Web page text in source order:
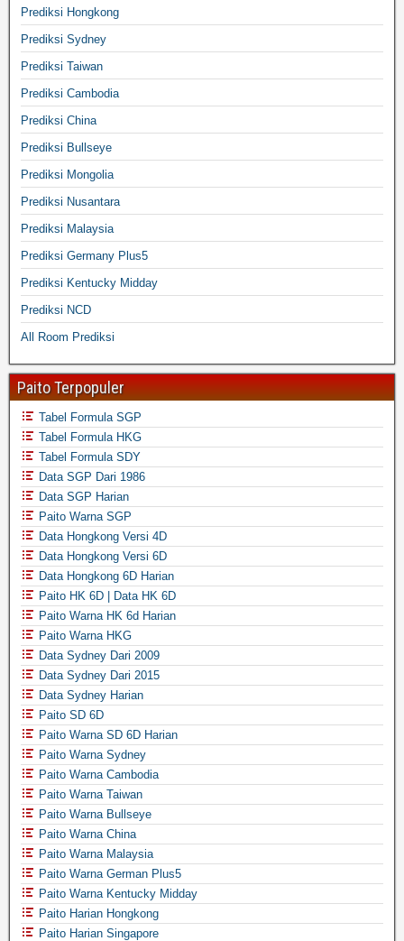
Prediksi Hongkong
Prediksi Sydney
Prediksi Taiwan
Prediksi Cambodia
Prediksi China
Prediksi Bullseye
Prediksi Mongolia
Prediksi Nusantara
Prediksi Malaysia
Prediksi Germany Plus5
Prediksi Kentucky Midday
Prediksi NCD
All Room Prediksi
Paito Terpopuler
Tabel Formula SGP
Tabel Formula HKG
Tabel Formula SDY
Data SGP Dari 1986
Data SGP Harian
Paito Warna SGP
Data Hongkong Versi 4D
Data Hongkong Versi 6D
Data Hongkong 6D Harian
Paito HK 6D | Data HK 6D
Paito Warna HK 6d Harian
Paito Warna HKG
Data Sydney Dari 2009
Data Sydney Dari 2015
Data Sydney Harian
Paito SD 6D
Paito Warna SD 6D Harian
Paito Warna Sydney
Paito Warna Cambodia
Paito Warna Taiwan
Paito Warna Bullseye
Paito Warna China
Paito Warna Malaysia
Paito Warna German Plus5
Paito Warna Kentucky Midday
Paito Harian Hongkong
Paito Harian Singapore